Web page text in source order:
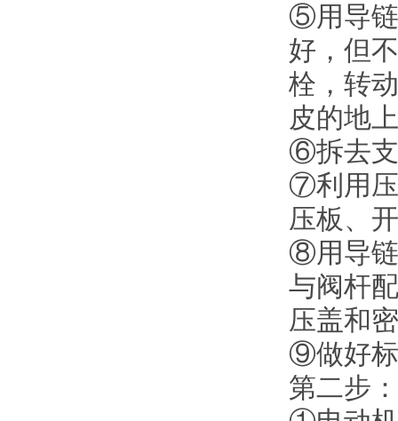
⑤用导链
好，但
栓，转
皮的地
⑥拆去支
⑦利用压
压板、
⑧用导链
与阀杆
压盖和
⑨做好标
第二步